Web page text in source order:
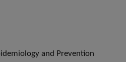
and Prevention